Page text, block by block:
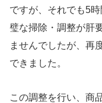
ですが、それでも5
璧な掃除・調整が肝
ませんでしたが、再
できました。
この調整を行い、商